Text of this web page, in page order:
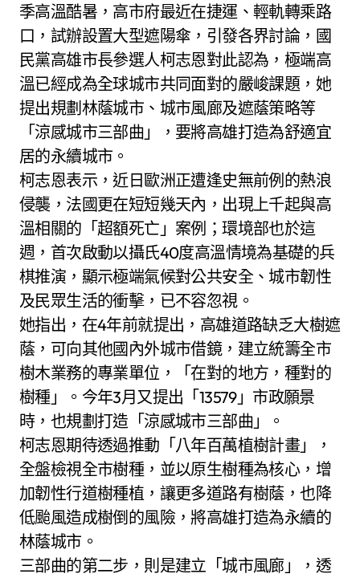
季高溫酷暑，高市府最近在捷運、輕軌轉乘路
口，試辦設置大型遮陽傘，引發各界討論，國
民黨高雄市長參選人柯志恩對此認為，極端高
溫已經成為全球城市共同面對的嚴峻課題，她
提出規劃林蔭城市、城市風廊及遮蔭策略等
「涼感城市三部曲」，要將高雄打造為舒適宜
居的永續城市。
柯志恩表示，近日歐洲正遭逢史無前例的熱浪
侵襲，法國更在短短幾天內，出現上千起與高
溫相關的「超額死亡」案例；環境部也於這
週，首次啟動以攝氏40度高溫情境為基礎的兵
棋推演，顯示極端氣候對公共安全、城市韌性
及民眾生活的衝擊，已不容忽視。
她指出，在4年前就提出，高雄道路缺乏大樹遮
蔭，可向其他國內外城市借鏡，建立統籌全市
樹木業務的專業單位，「在對的地方，種對的
樹種」。今年3月又提出「13579」市政願景
時，也規劃打造「涼感城市三部曲」。
柯志恩期待透過推動「八年百萬植樹計畫」，
全盤檢視全市樹種，並以原生樹種為核心，增
加韌性行道樹種植，讓更多道路有樹蔭，也降
低颱風造成樹倒的風險，將高雄打造為永續的
林蔭城市。
三部曲的第二步，則是建立「城市風廊」，透